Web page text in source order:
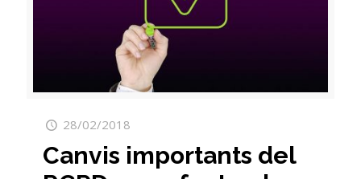
28/02/2018
Canvis importants del